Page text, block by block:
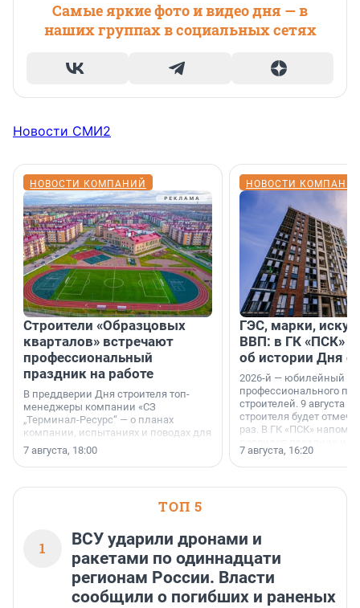
Самые яркие фото и видео дня — в
наших группах в социальных сетях
Новости СМИ2
НОВОСТИ КОМПАНИЙ
Строители «Образцовых
кварталов» встречают
профессиональный
праздник на работе
В преддверии Дня строителя топ-
менеджеры компании «СЗ
„Терминал-Ресурс“ — о планах
компании, испытаниях и поводах для
осторожного оптимизма.
7 августа, 18:00
НОВОСТИ
ГЭС, марки,
ВВП: в ГК «ПСК»
об истории Дня
2026-й — юбилейный
профессионального
строителей. 9 августа
строителя будет
раз. В ГК «ПСК»
поменялась роль
7 августа, 16:20
ТОП 5
1
ВСУ ударили дронами и
ракетами по одиннадцати
регионам России. Власти
сообщили о погибших и раненых